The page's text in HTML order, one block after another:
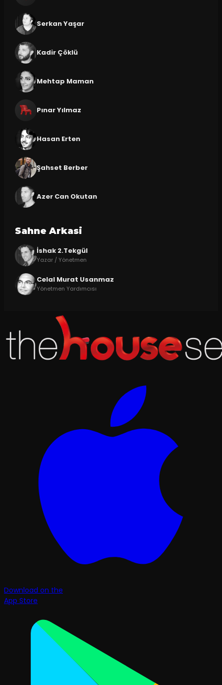
Serkan Yaşar
Kadir Çöklü
Mehtap Maman
Pınar Yılmaz
Hasan Erten
Şahset Berber
Azer Can Okutan
Sahne Arkasi
İshak 2.Tekgül
Yazar / Yönetmen
Celal Murat Usanmaz
Yönetmen Yardımcısı
Download on the
App Store